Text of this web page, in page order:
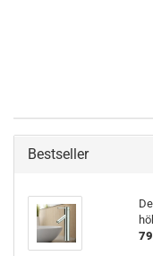
Bestseller